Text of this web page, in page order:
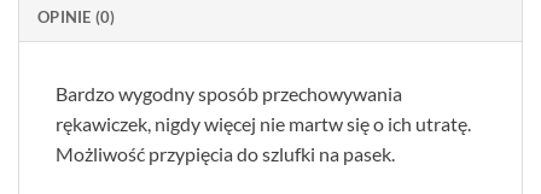
OPINIE (0)
Bardzo wygodny sposób przechowywania
rękawiczek, nigdy więcej nie martw się o ich utratę.
Możliwość przypięcia do szlufki na pasek.